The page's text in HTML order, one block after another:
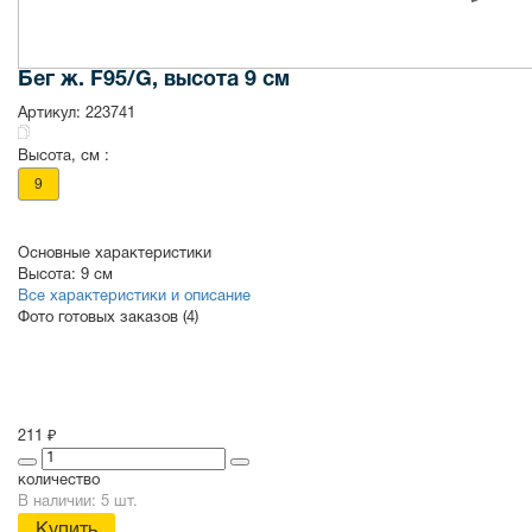
Бег ж. F95/G, высота 9 см
Артикул: 223741
Высота, см :
9
Основные характеристики
Высота: 9 см
Все характеристики и описание
Фото готовых заказов (4)
211 ₽
количество
В наличии: 5 шт.